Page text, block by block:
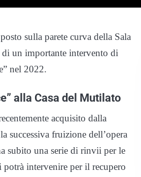
sulla parete curva della Sala
di un importante intervento di
nel 2022.
alla Casa del Mutilato
acquisito dalla
successiva fruizione dell’opera
subito una serie di rinvii per le
potrà intervenire per il recupero